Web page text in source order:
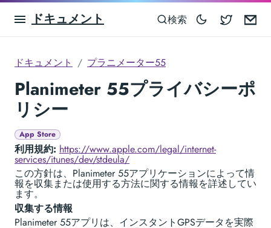
ドキュメント 検索
ドキュメント プラニメーター55
Planimeter 55プライバシーポ
リシー
App Store
利用規約: https://www.apple.com/legal/internet-
services/itunes/dev/stdeula/
この方針は、Planimeter 55アプリケーションによって情
報を収集または使用する方法に関する情報を詳述してい
ます。
収集する情報
Planimeter 55アプリは、インスタントGPSデータを実際